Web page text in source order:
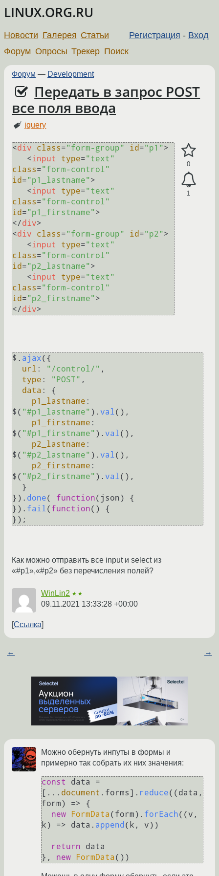
LINUX.ORG.RU
Регистрация - Вход
Новости Галерея Статьи
Форум Опросы Трекер Поиск
Форум — Development
Передать в запрос POST
все поля ввода
jquery
0
1
<div class="form-group" id="p1">
<input type="text"
class="form-control"
id="p1_lastname">
<input type="text"
class="form-control"
id="p1_firstname">
</div>
<div class="form-group" id="p2">
<input type="text"
class="form-control"
id="p2_lastname">
<input type="text"
class="form-control"
id="p2_firstname">
</div>
$. ajax({
url : "/control/" ,
type : "POST" ,
data : {
p1_lastname :
$( "#p1_lastname" ). val(),
p1_firstname :
$( "#p1_firstname" ). val(),
p2_lastname :
$( "#p2_lastname" ). val(),
p2_firstname :
$( "#p2_firstname" ). val(),
}). done( function( json) {
}). fail( function( ) {
Как можно отправить все input и select из
«#p1»,«#p2» без перечисления полей?
WinLin2 ★★
09.11.2021 13:33:28 +00:00
Ссылка
← →
Можно обернуть инпуты в формы и
примерно так собрать их них значения:
const
data =
[... document . forms ]. reduce( ( data,
form) => {
new
FormData (form). forEach( (v,
k) => data. append (k, v))
return data
}, new FormData